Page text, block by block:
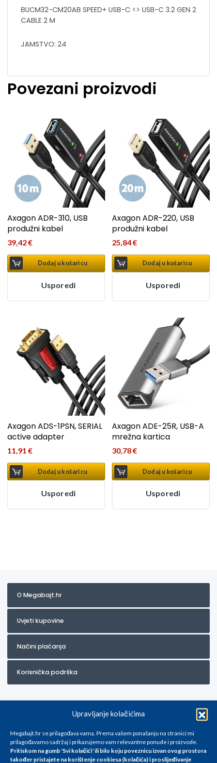
Upravljanje kolačićima
Megabajt.hr se prilagođava vama. Prema vašem ponašanju na stranici mi
prilagođavamo sadržaj i prikazujemo vam relevantne ponude i proizvode.
Pritiskom na gumb 'Svi kolačići' ili bilo koju poveznicu izvan ovog prostora
također pristajete na korištenje cookiesa (kolačića) i proslijeđivanje
BUCM32-CM20AB SPEED+ USB-C <> USB-C 3.2 GEN 2
CABLE 2 M
JAMSTVO: 24
Povezani proizvodi
Axagon ADR-310, USB
produžni kabel
39,42€
Dodaj u košaricu
Usporedi
Axagon ADR-220, USB
produžni kabel
25,84€
Dodaj u košaricu
Usporedi
Axagon ADS-1PSN, SERIAL
active adapter
11,91 €
Dodaj u košaricu
Usporedi
Axagon ADE-25R, USB-A
mrežna kartica
30,78€
Dodaj u košaricu
Usporedi
O Megabajt.hr
Uvjeti kupovine
Načini plaćanja
Korisnička podrška
Za artikle kojih trenutno nema u ponudi obratite nam se na